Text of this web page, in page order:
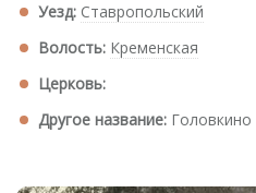
Уезд: Ставропольский
Волость: Кременская
Церковь:
Другое название: Головкино